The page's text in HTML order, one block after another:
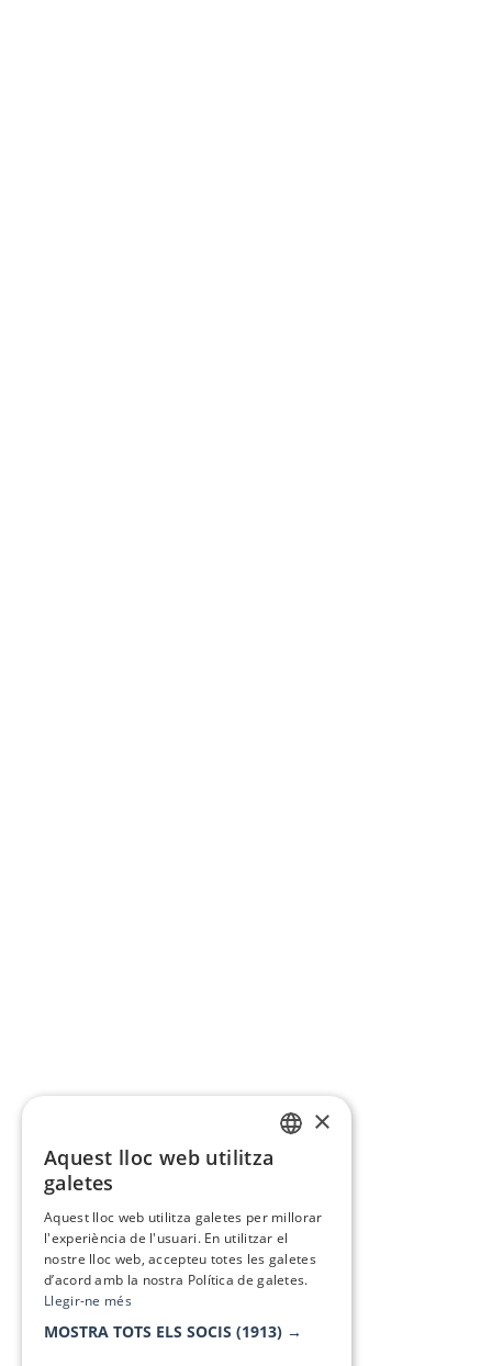
×
Aquest lloc web utilitza
galetes
Aquest lloc web utilitza galetes per millorar
l'experiència de l'usuari. En utilitzar el
nostre lloc web, accepteu totes les galetes
d’acord amb la nostra Política de galetes.
Llegir-ne més
MOSTRA TOTS ELS SOCIS (1913) →